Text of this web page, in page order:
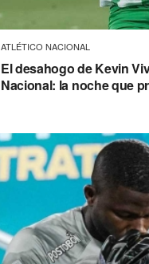
ATLÉTICO NACIONAL
El desahogo de Kevin
Nacional: la noche que